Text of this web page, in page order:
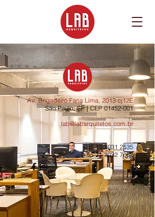
Av. Brigadeiro Faria Lima, 2013 cj12E
São Paulo, SP | CEP01452-001
lab@labarquitetos.com.br
+55 11 3031 2535
+55 11 3032 7062